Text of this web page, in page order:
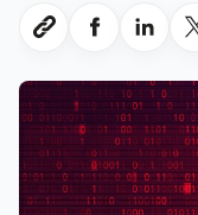
Link masolasa
Megosztas